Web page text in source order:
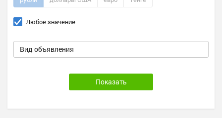
Любое значение
Вид объявления